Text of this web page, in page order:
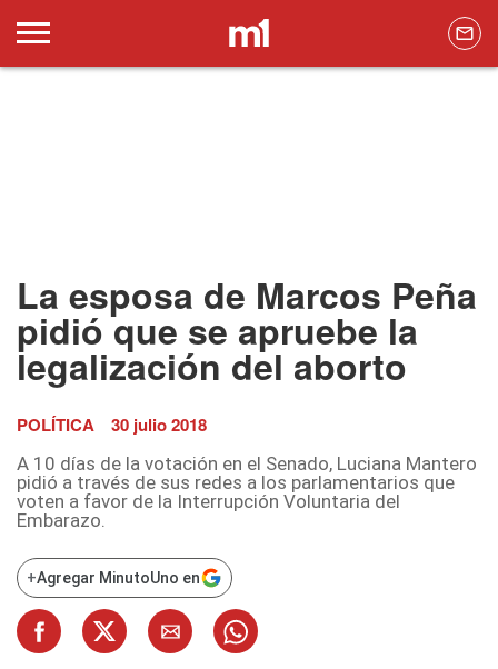
La esposa de Marcos Peña
pidió que se apruebe la
legalización del aborto
POLÍTICA 30 julio 2018
A 10 días de la votación en el Senado, Luciana Mantero
pidió a través de sus redes a los parlamentarios que
voten a favor de la Interrupción Voluntaria del
Embarazo.
+Agregar MinutoUno en